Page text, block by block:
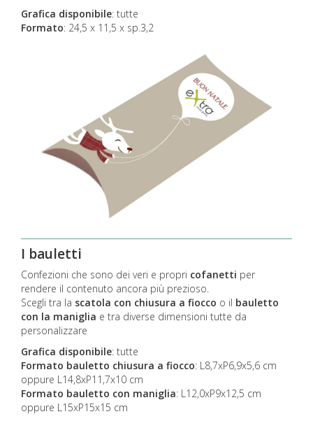
Grafica disponibile: tutte
Formato: 24,5 x 11,5 x sp.3,2
I bauletti
Confezioni che sono dei veri e propri cofanetti per
rendere il contenuto ancora più prezioso.
Scegli tra la scatola con chiusura a fiocco o il bauletto
con la maniglia e tra diverse dimensioni tutte da
personalizzare
Grafica disponibile: tutte
Formato bauletto chiusura a fiocco: L8,7xP6,9x5,6 cm
oppure L14,8xP11,7x10 cm
Formato bauletto con maniglia: L12,0xP9x12,5 cm
oppure L15xP15x15 cm